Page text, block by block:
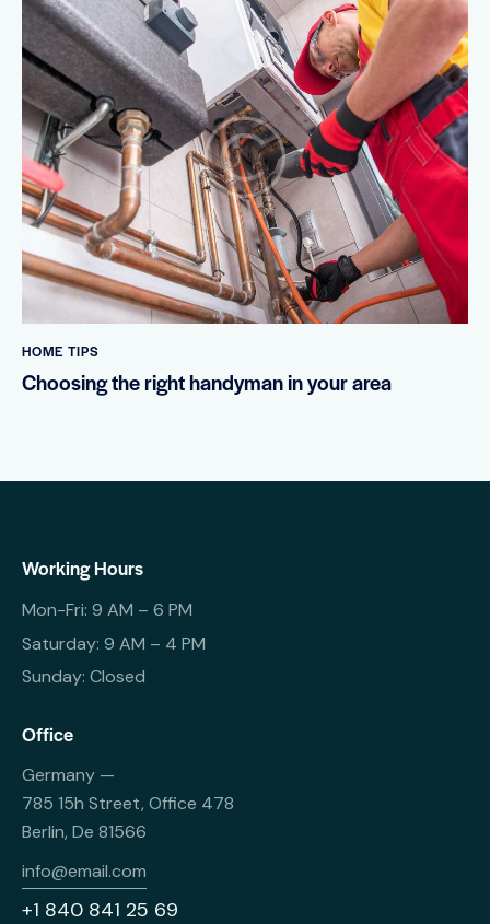
HOME TIPS
Choosing the right handyman in your area
Working Hours
Mon-Fri: 9 AM – 6 PM
Saturday: 9 AM – 4 PM
Sunday: Closed
Office
Germany —
785 15h Street, Office 478
Berlin, De 81566
info@email.com
+1 840 841 25 69